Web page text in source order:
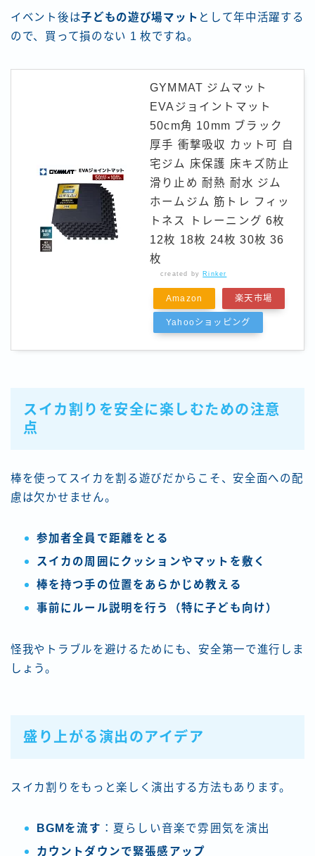
イベント後は子どもの遊び場マット として年中活躍する
ので、買って損のない 1 枚ですね。
GYMMAT ジムマット
EVAジョイントマット
50cm角 10mm ブラック
厚手 衝撃吸収 カット可 自
宅ジム 床保護 床キズ防止
滑り止め 耐熱 耐水 ジム
ホームジム 筋トレ フィッ
トネス トレーニング 6枚
12枚 18枚 24枚 30枚 36
枚
created by Rinker
Amazon 楽天市場
Yahooショッピング
スイカ割りを安全に楽しむための注意
点
棒を使ってスイカを割る遊びだからこそ、安全面への配
慮は欠かせません。
参加者全員で距離をとる
スイカの周囲にクッションやマットを敷く
棒を持つ手の位置をあらかじめ教える
事前にルール説明を行う（特に子ども向け）
怪我やトラブルを避けるためにも、安全第一で進行しま
しょう。
盛り上がる演出のアイデア
スイカ割りをもっと楽しく演出する方法もあります。
BGMを流す ：夏らしい音楽で雰囲気を演出
カウントダウンで緊張感アップ